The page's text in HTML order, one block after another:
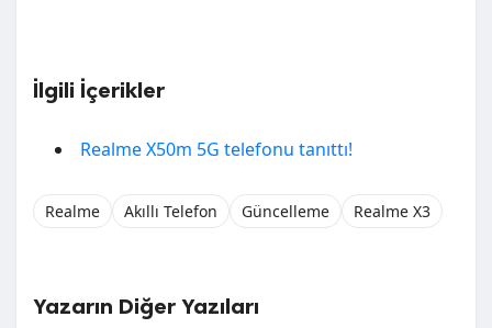
İlgili İçerikler
Realme X50m 5G telefonu tanıttı!
Realme Akıllı Telefon Güncelleme Realme X3
Yazarın Diğer Yazıları